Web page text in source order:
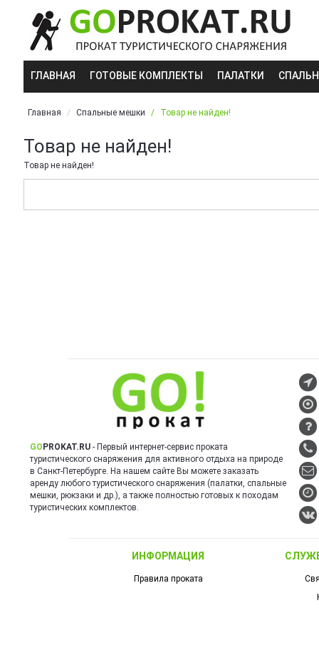
ГЛАВНАЯ ГОТОВЫЕ КОМПЛЕКТЫ ПАЛАТКИ
Главная Спальные мешки Товар не найден!
Товар не найден!
Товар не найден!
GO PROKAT.RU - Первый интернет-сервис проката
туристического снаряжения для активного отдыха на природе
в Санкт-Петербурге. На нашем сайте Вы можете заказать
аренду любого туристического снаряжения (палатки, спальные
мешки, рюкзаки и др.), а также полностью готовых к походам
туристических комплектов.
ИНФОРМАЦИЯ
Правила проката